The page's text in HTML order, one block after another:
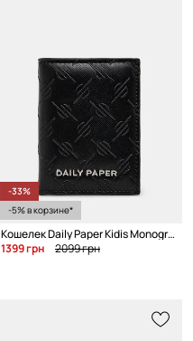
-33%
-5% в корзине*
Кошелек Daily Paper Kidis Monogram Wallet
1399 грн
2099 грн